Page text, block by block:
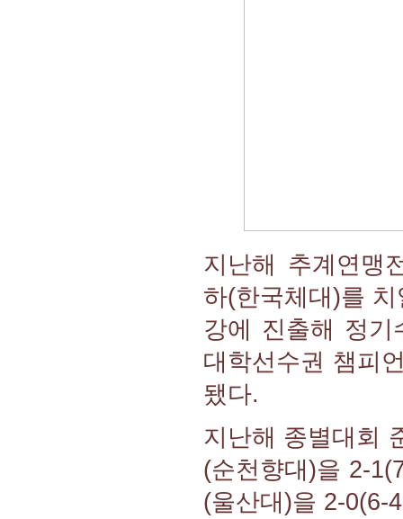
지난해 추계연맹
하(한국체대)를
강에 진출해 정
대학선수권 챔피
됐다.
지난해 종별대회
(순천향대)을 2-
(울산대)을 2-0(6-